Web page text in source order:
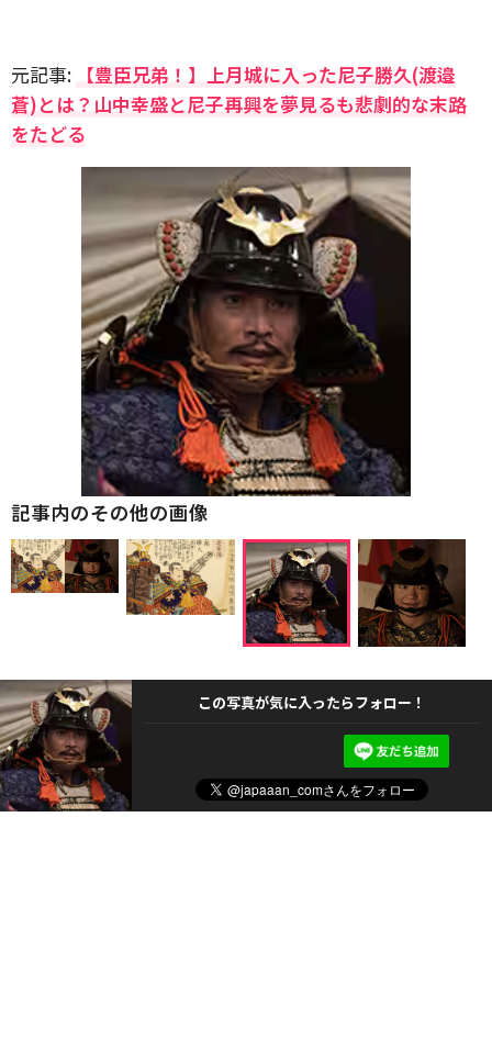
元記事: 【豊臣兄弟！】上月城に入った尼子勝久(渡邉
蒼)とは？山中幸盛と尼子再興を夢見るも悲劇的な末路
をたどる
記事内のその他の画像
この写真が気に入ったらフォロー！